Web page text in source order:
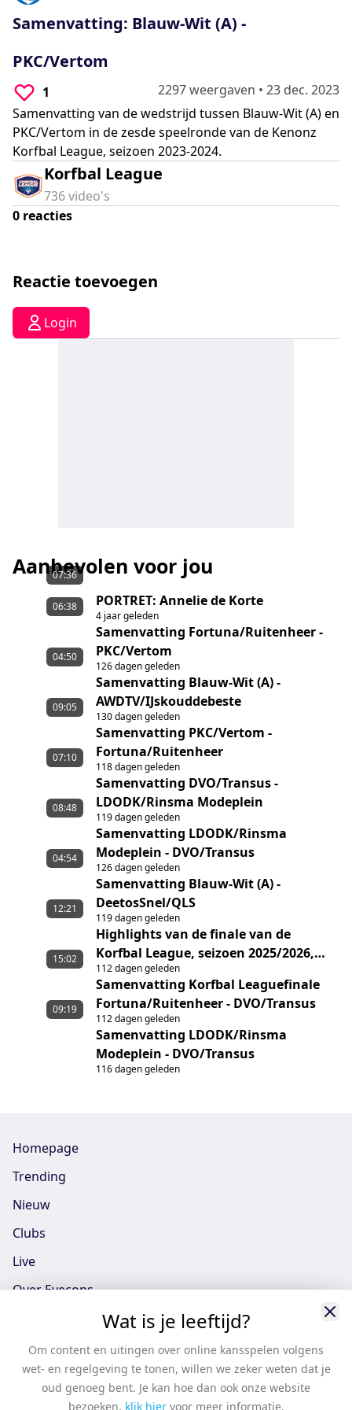
seconds
Samenvatting: Blauw-Wit (A) -
PKC/Vertom
1 2297 weergaven • 23 dec. 2023
Samenvatting van de wedstrijd tussen Blauw-Wit (A) en
PKC/Vertom in de zesde speelronde van de Kenonz
Korfbal League, seizoen 2023-2024.
Korfbal League
736video's
0 reacties
Reactie toevoegen
Login
Aanbevolen voor jou
07:36
PORTRET: Annelie de Korte
4 jaar geleden
06:38
Samenvatting Fortuna/Ruitenheer -
PKC/Vertom
126 dagen geleden
04:50
Samenvatting Blauw-Wit (A) -
AWDTV/IJskouddebeste
130 dagen geleden
09:05
Samenvatting PKC/Vertom -
Fortuna/Ruitenheer
118 dagen geleden
07:10
Samenvatting DVO/Transus -
LDODK/Rinsma Modeplein
119 dagen geleden
08:48
Samenvatting LDODK/Rinsma
Modeplein - DVO/Transus
126 dagen geleden
04:54
Samenvatting Blauw-Wit (A) -
DeetosSnel/QLS
119 dagen geleden
12:21
Highlights van de finale van de
Korfbal League, seizoen 2025/2026,
tussen Fortuna/Ruitenheer en
DVO/Transus
112 dagen geleden
15:02
Samenvatting Korfbal Leaguefinale
Fortuna/Ruitenheer - DVO/Transus
112 dagen geleden
09:19
Samenvatting LDODK/Rinsma
Modeplein - DVO/Transus
116 dagen geleden
Homepage
Trending
Nieuw
Clubs
Live
Over Eyecons
Eyecons App - iOS
Eyecons App - Android
Vacatures
Wat is je leeftijd?
Om content en uitingen over online kansspelen volgens
wet- en regelgeving te tonen, willen we zeker weten dat je
oud genoeg bent. Je kan hoe dan ook onze website
bezoeken, klik hier voor meer informatie.